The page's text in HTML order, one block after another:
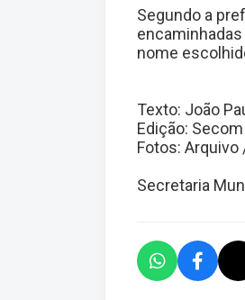
Segundo a
nome
Texto: João
Edição: Secom
Fotos: Arquivo
Secretaria